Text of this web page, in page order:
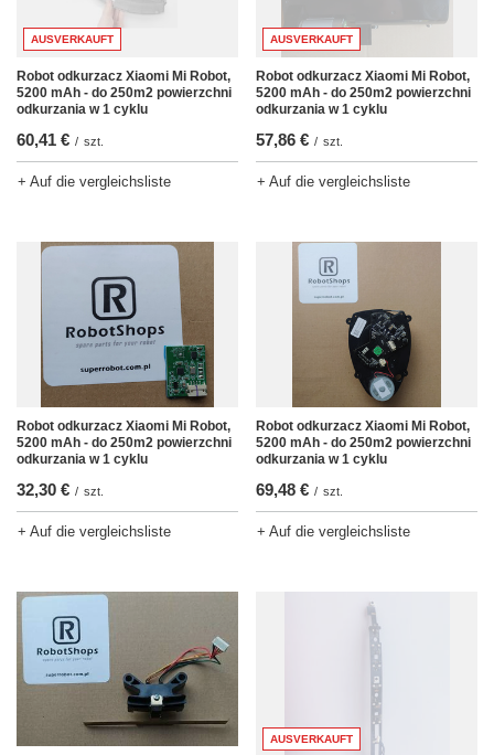
AUSVERKAUFT
Robot odkurzacz Xiaomi Mi Robot,
5200 mAh - do 250m2 powierzchni
odkurzania w 1 cyklu
60,41 € / szt.
+ Auf die vergleichsliste
AUSVERKAUFT
Robot odkurzacz Xiaomi Mi Robot,
5200 mAh - do 250m2 powierzchni
odkurzania w 1 cyklu
57,86 € / szt.
+ Auf die vergleichsliste
Robot odkurzacz Xiaomi Mi Robot,
5200 mAh - do 250m2 powierzchni
odkurzania w 1 cyklu
32,30 € / szt.
+ Auf die vergleichsliste
Robot odkurzacz Xiaomi Mi Robot,
5200 mAh - do 250m2 powierzchni
odkurzania w 1 cyklu
69,48 € / szt.
+ Auf die vergleichsliste
AUSVERKAUFT